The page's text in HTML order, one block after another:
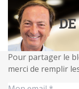
contenu
principal
Pour partager le
merci de remplir